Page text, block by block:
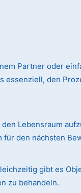
Partner oder
den
Lebensraum
den nächsten
gibt es
zu behandeln.